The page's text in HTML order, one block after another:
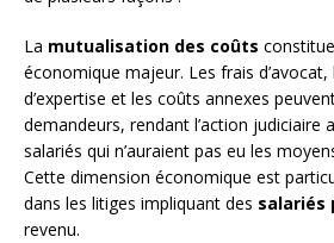
La mutualisation des coûts
économique majeur. Les frais
d’expertise et les coûts annexes
demandeurs, rendant l’action judiciaire
salariés qui n’auraient pas eu les
Cette dimension économique est
dans les litiges impliquant des salariés
revenu.